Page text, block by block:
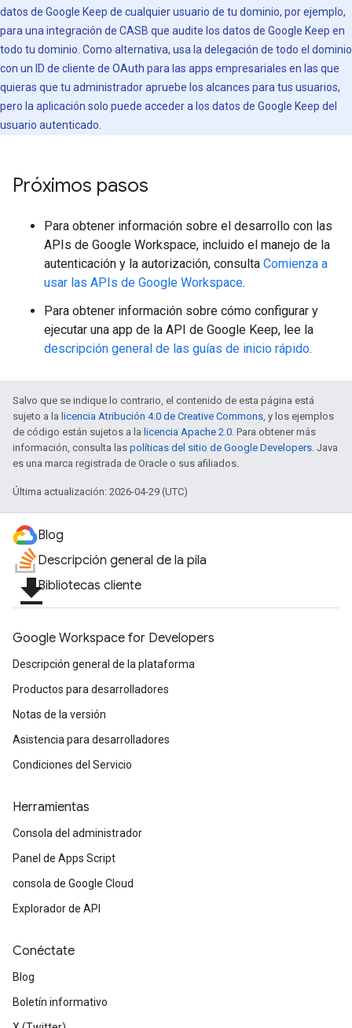
datos de Google Keep de cualquier usuario de tu dominio, por ejemplo,
para una integración de CASB que audite los datos de Google Keep en
todo tu dominio. Como alternativa, usa la delegación de todo el dominio
con un ID de cliente de OAuth para las apps empresariales en las que
quieras que tu administrador apruebe los alcances para tus usuarios,
pero la aplicación solo puede acceder a los datos de Google Keep del
usuario autenticado.
Próximos pasos
Para obtener información sobre el desarrollo con las
APIs de Google Workspace, incluido el manejo de la
autenticación y la autorización, consulta Comienza a
usar las APIs de Google Workspace.
Para obtener información sobre cómo configurar y
ejecutar una app de la API de Google Keep, lee la
descripción general de las guías de inicio rápido.
Salvo que se indique lo contrario, el contenido de esta página está
sujeto a la licencia Atribución 4.0 de Creative Commons, y los ejemplos
de código están sujetos a la licencia Apache 2.0. Para obtener más
información, consulta las políticas del sitio de Google Developers. Java
es una marca registrada de Oracle o sus afiliados.
Última actualización: 2026-04-29 (UTC)
Blog
Descripción general de la pila
file_downloadBibliotecas cliente
Google Workspace for Developers
Descripción general de la plataforma
Productos para desarrolladores
Notas de la versión
Asistencia para desarrolladores
Condiciones del Servicio
Herramientas
Consola del administrador
Panel de Apps Script
consola de Google Cloud
Explorador de API
Conéctate
Blog
Boletín informativo